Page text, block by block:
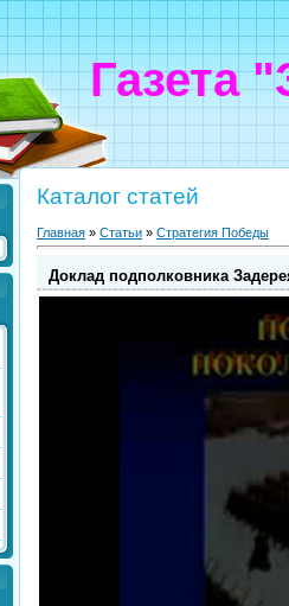
Газета
Каталог статей
Главная » Статьи » Стратегия Победы
Доклад подполковника